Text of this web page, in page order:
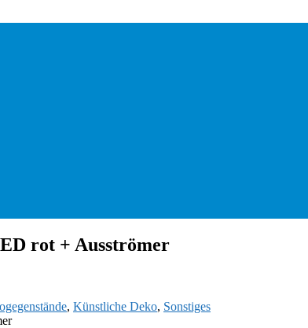
rot + Ausströmer
, Künstliche Deko, Sonstiges